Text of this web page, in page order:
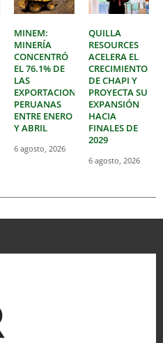
MINEM:
MINERÍA
CONCENTRÓ
EL 76.1% DE
LAS
EXPORTACIONES
PERUANAS
ENTRE ENERO
Y ABRIL
6 agosto, 2026
QUILLA
RESOURCES
ACELERA EL
CRECIMIENTO
DE CHAPI Y
PROYECTA SU
EXPANSIÓN
HACIA
FINALES DE
2029
6 agosto, 2026